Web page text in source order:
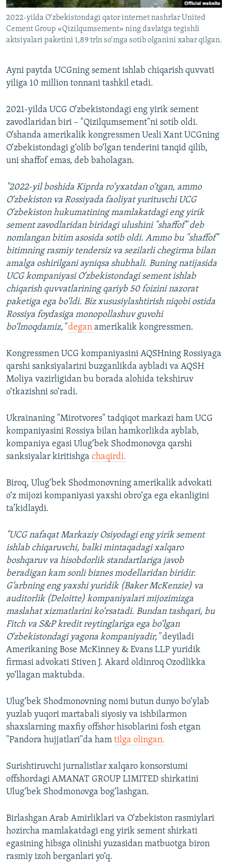
2022-yilda O‘zbekistondagi qator internet nashrlar United
Cement Group «Qizilqumsement» ning davlatga tegishli
aktsiyalari paketini 1,89 trln so‘mga sotib olganini xabar qilgan.
Ayni paytda UCGning sement ishlab chiqarish quvvati
yiliga 10 million tonnani tashkil etadi.
2021-yilda UCG O‘zbekistondagi eng yirik sement
zavodlaridan biri – "Qizilqumsement"ni sotib oldi.
O‘shanda amerikalik kongressmen Uesli Xant UCGning
O‘zbekistondagi g‘olib bo‘lgan tenderini tanqid qilib,
uni shaffof emas, deb baholagan.
"2022-yil boshida Kiprda ro‘yxatdan o‘tgan, ammo
O‘zbekiston va Rossiyada faoliyat yurituvchi UCG
O‘zbekiston hukumatining mamlakatdagi eng yirik
sement zavodlaridan biridagi ulushini "shaffof" deb
nomlangan bitim asosida sotib oldi. Ammo bu "shaffof"
bitimning rasmiy tendersiz va sezilarli chegirma bilan
amalga oshirilgani ayniqsa shubhali. Buning natijasida
UCG kompaniyasi O‘zbekistondagi sement ishlab
chiqarish quvvatlarining qariyb 50 foizini nazorat
paketiga ega bo‘ldi. Biz xususiylashtirish niqobi ostida
Rossiya foydasiga monopollashuv guvohi
bo‘lmoqdamiz,"degan amerikalik kongressmen.
Kongressmen UCG kompaniyasini AQSHning Rossiyaga
qarshi sanksiyalarini buzganlikda aybladi va AQSH
Moliya vazirligidan bu borada alohida tekshiruv
o‘tkazishni so‘radi.
Ukrainaning "Mirotvores" tadqiqot markazi ham UCG
kompaniyasini Rossiya bilan hamkorlikda ayblab,
kompaniya egasi Ulug‘bek Shodmonovga qarshi
sanksiyalar kiritishga chaqirdi.
Biroq, Ulug‘bek Shodmonovning amerikalik advokati
o‘z mijozi kompaniyasi yaxshi obro‘ga ega ekanligini
ta’kidlaydi.
"UCG nafaqat Markaziy Osiyodagi eng yirik sement
ishlab chiqaruvchi, balki mintaqadagi xalqaro
boshqaruv va hisobdorlik standartlariga javob
beradigan kam sonli biznes modellaridan biridir.
G‘arbning eng yaxshi yuridik (Baker McKenzie) va
auditorlik (Deloitte) kompaniyalari mijozimizga
maslahat xizmatlarini ko‘rsatadi. Bundan tashqari, bu
Fitch va S&P kredit reytinglariga ega bo‘lgan
O‘zbekistondagi yagona kompaniyadir,"deyiladi
Amerikaning Bose McKinney & Evans LLP yuridik
firmasi advokati Stiven J. Akard oldinroq Ozodlikka
yo‘llagan maktubda.
Ulug‘bek Shodmonovning nomi butun dunyo bo‘ylab
yuzlab yuqori martabali siyosiy va ishbilarmon
shaxslarning maxfiy offshor hisoblarini fosh etgan
"Pandora hujjatlari"da ham tilga olingan.
Surishtiruvchi jurnalistlar xalqaro konsorsiumi
offshordagi AMANAT GROUP LIMITED shirkatini
Ulug‘bek Shodmonovga bog‘lashgan.
Birlashgan Arab Amirliklari va O‘zbekiston rasmiylari
hozircha mamlakatdagi eng yirik sement shirkati
egasining hibsga olinishi yuzasidan matbuotga biron
rasmiy izoh berganlari yo‘q.